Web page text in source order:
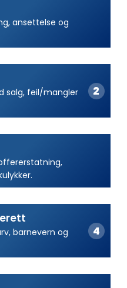
ansettelse og
salg, feil/mangler
barnevern og